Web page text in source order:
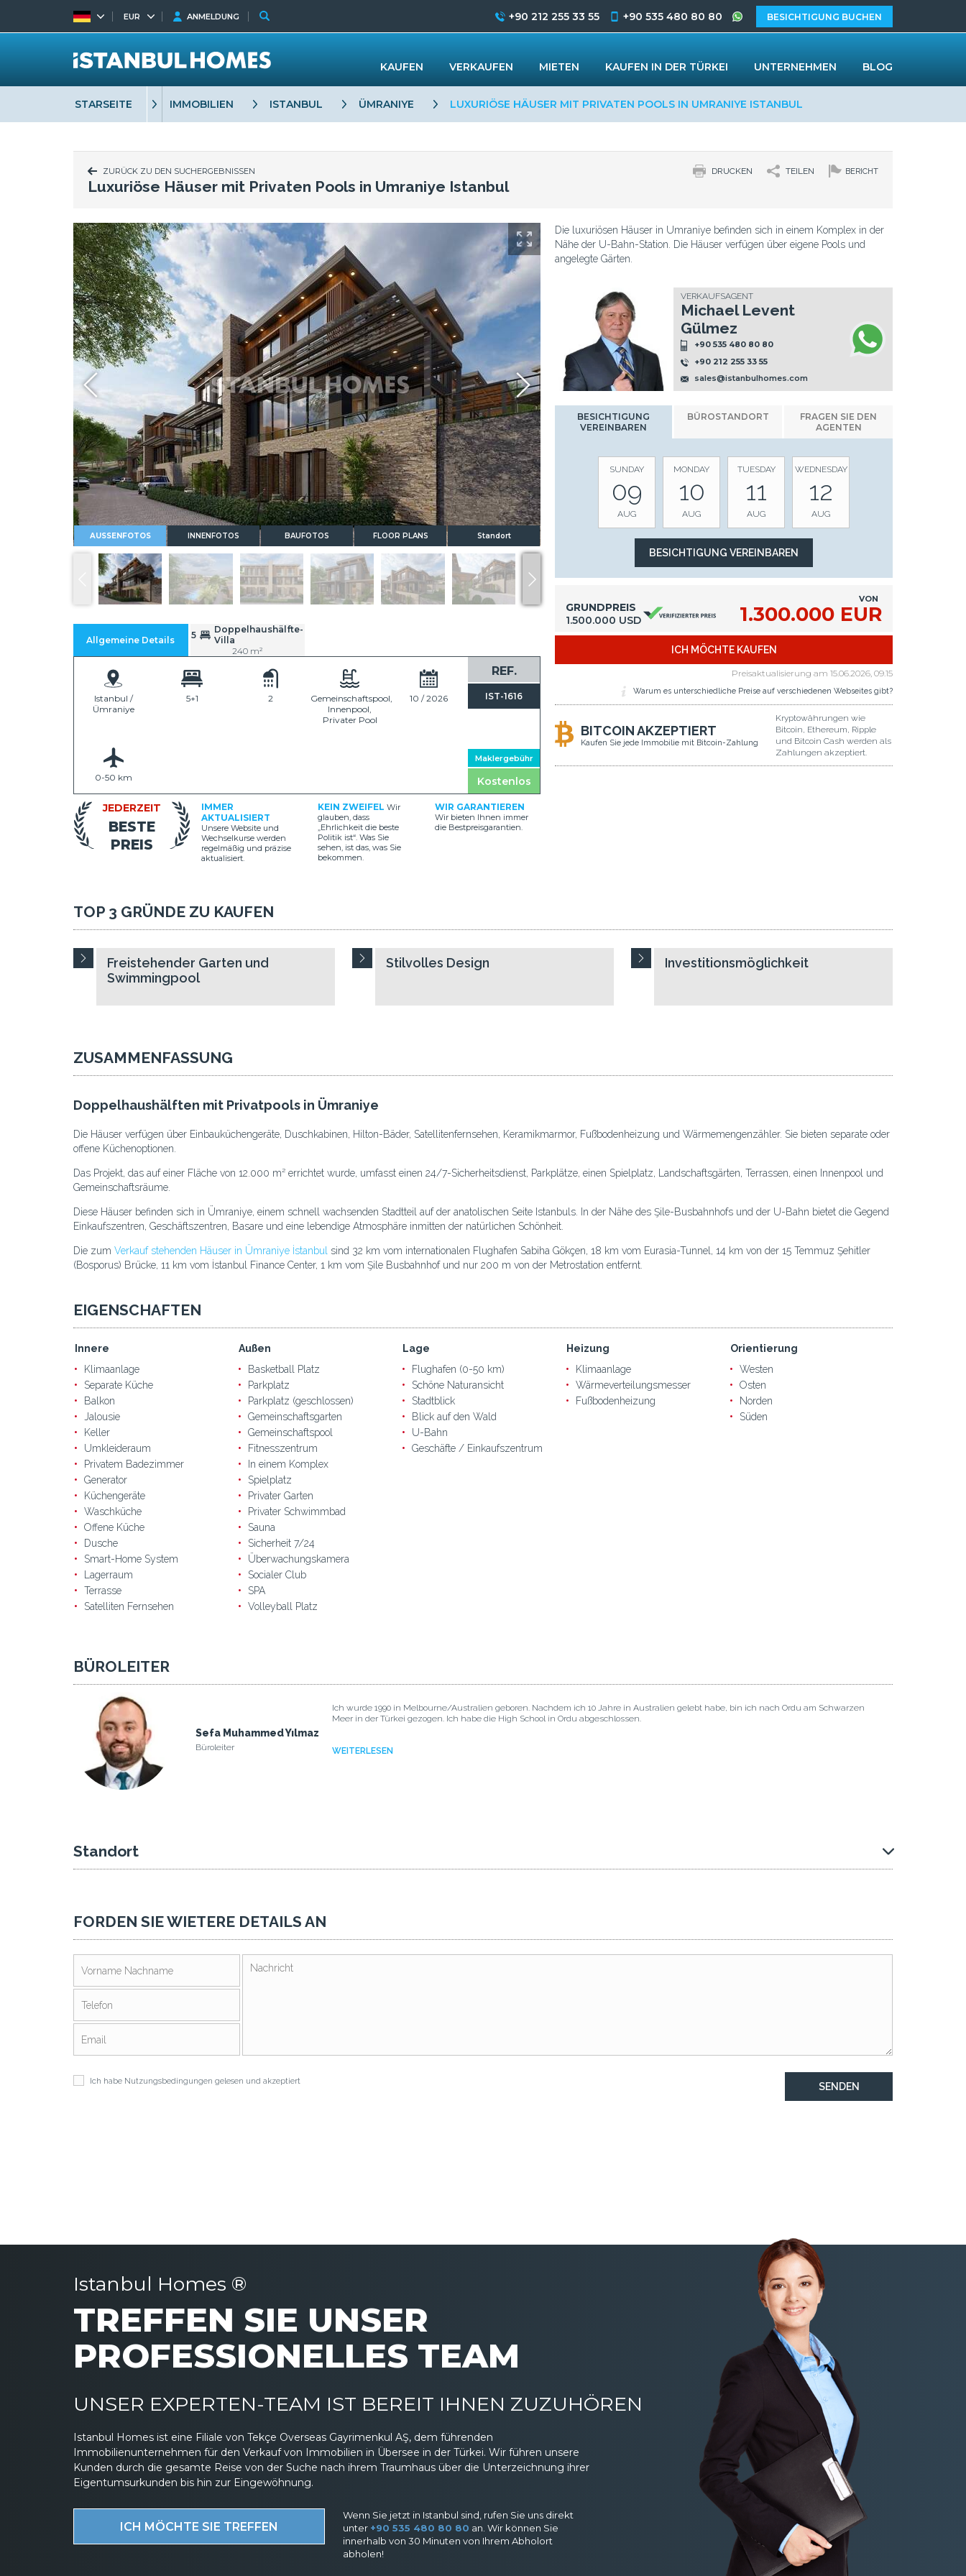
STARSEITE IMMOBILIEN ISTANBUL ÜMRANIYE LUXURIÖSE HÄUSER MIT PRIVATEN POOLS IN UMRANIYE ISTANBUL
ZURÜCK ZU DEN SUCHERGEBNISSEN BERICHT
TEILEN
DRUCKEN
Luxuriöse Häuser mit Privaten Pools in Umraniye Istanbul
AUSSENFOTOS INNENFOTOS BAUFOTOS FLOOR PLANS Standort
Allgemeine Details 5
Doppelhaushälfte-
Villa
240 m²
REF.
IST-1616
Maklergebühr
Kostenlos
Istanbul /
Ümraniye
5+1 2
Gemeinschaftspool,
Innenpool,
Privater Pool
10 / 2026
0-50 km
JEDERZEIT
BESTE
PREIS
IMMER
AKTUALISIERT
Unsere Website und
Wechselkurse werden
regelmäßig und präzise
aktualisiert.
KEIN ZWEIFEL Wir
glauben, dass
„Ehrlichkeit die beste
Politik ist“. Was Sie
sehen, ist das, was Sie
bekommen.
WIR GARANTIEREN
Wir bieten Ihnen immer
die Bestpreisgarantien.
Die luxuriösen Häuser in Umraniye befinden sich in einem Komplex in der
Nähe der U-Bahn-Station. Die Häuser verfügen über eigene Pools und
angelegte Gärten.
VERKAUFSAGENT
Michael Levent
Gülmez
+90 535 480 80 80
+90 212 255 33 55
sales@istanbulhomes.com
Whatsapp
BESICHTIGUNG
VEREINBAREN
BÜROSTANDORT
FRAGEN SIE DEN
AGENTEN
SUNDAY
09
AUG
MONDAY
10
AUG
TUESDAY
11
AUG
WEDNESDAY
12
AUG
GRUNDPREIS
1.500.000 USD
VON
1.300.000 EUR
ICH MÖCHTE KAUFEN
Preisaktualisierung am 15.06.2026, 09.15
Warum es unterschiedliche Preise auf verschiedenen Webseites gibt?
BITCOIN AKZEPTIERT
Kaufen Sie jede Immobilie mit Bitcoin-Zahlung
Kryptowährungen wie
Bitcoin, Ethereum, Ripple
und Bitcoin Cash werden als
Zahlungen akzeptiert.
TOP 3 GRÜNDE ZU KAUFEN
Freistehender Garten und
Swimmingpool
Stilvolles Design Investitionsmöglichkeit
ZUSAMMENFASSUNG
Doppelhaushälften mit Privatpools in Ümraniye
Die Häuser verfügen über Einbauküchengeräte, Duschkabinen, Hilton-Bäder, Satellitenfernsehen, Keramikmarmor, Fußbodenheizung und Wärmemengenzähler. Sie bieten separate oder
offene Küchenoptionen.
Das Projekt, das auf einer Fläche von 12.000 m² errichtet wurde, umfasst einen 24/7-Sicherheitsdienst, Parkplätze, einen Spielplatz, Landschaftsgärten, Terrassen, einen Innenpool und
Gemeinschaftsräume.
Diese Häuser befinden sich in Ümraniye, einem schnell wachsenden Stadtteil auf der anatolischen Seite Istanbuls. In der Nähe des Şile-Busbahnhofs und der U-Bahn bietet die Gegend
Einkaufszentren, Geschäftszentren, Basare und eine lebendige Atmosphäre inmitten der natürlichen Schönheit.
Die zum Verkauf stehenden Häuser in Ümraniye İstanbul
sind 32 km vom internationalen Flughafen Sabiha Gökçen, 18 km vom Eurasia-Tunnel, 14 km von der 15 Temmuz Şehitler
(Bosporus) Brücke, 11 km vom İstanbul Finance Center, 1 km vom Şile Busbahnhof und nur 200 m von der Metrostation entfernt.
EIGENSCHAFTEN
Innere
Klimaanlage
Separate Küche
Balkon
Jalousie
Keller
Umkleideraum
Privatem Badezimmer
Generator
Küchengeräte
Waschküche
Offene Küche
Dusche
Smart-Home System
Lagerraum
Terrasse
Satelliten Fernsehen
Außen
Basketball Platz
Parkplatz
Parkplatz (geschlossen)
Gemeinschaftsgarten
Gemeinschaftspool
Fitnesszentrum
In einem Komplex
Spielplatz
Privater Garten
Privater Schwimmbad
Sauna
Sicherheit 7/24
Überwachungskamera
Socialer Club
SPA
Volleyball Platz
Lage
Flughafen (0-50 km)
Schöne Naturansicht
Stadtblick
Blick auf den Wald
U-Bahn
Geschäfte / Einkaufszentrum
Heizung
Klimaanlage
Wärmeverteilungsmesser
Fußbodenheizung
Orientierung
Westen
Osten
Norden
Süden
BÜROLEITER
Sefa Muhammed Yılmaz
Büroleiter
Ich wurde 1990 in Melbourne/Australien geboren. Nachdem ich 10 Jahre in Australien gelebt habe, bin ich nach Ordu am Schwarzen
Meer in der Türkei gezogen. Ich habe die High School in Ordu abgeschlossen.
WEITERLESEN
Standort
FORDEN SIE WIETERE DETAILS AN
Ich habe Nutzungsbedingungen gelesen und akzeptiert
EUR ANMELDUNG +90 212 255 33 55 +90 535 480 80 80 BESICHTIGUNG BUCHEN
KAUFEN VERKAUFEN MIETEN KAUFEN IN DER TÜRKEI UNTERNEHMEN BLOG
Istanbul Homes ®
TREFFEN SIE UNSER
PROFESSIONELLES TEAM
UNSER EXPERTEN-TEAM IST BEREIT IHNEN ZUZUHÖREN
Istanbul Homes ist eine Filiale von Tekçe Overseas Gayrimenkul AŞ, dem führenden
Immobilienunternehmen für den Verkauf von Immobilien in Übersee in der Türkei. Wir führen unsere
Kunden durch die gesamte Reise von der Suche nach ihrem Traumhaus über die Unterzeichnung ihrer
Eigentumsurkunden bis hin zur Eingewöhnung.
ICH MÖCHTE SIE TREFFEN
Wenn Sie jetzt in Istanbul sind, rufen Sie uns direkt
unter +90 535 480 80 80 an. Wir können Sie
innerhalb von 30 Minuten von Ihrem Abholort
abholen!